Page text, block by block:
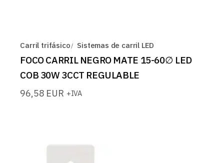
Carril trifásico Sistemas de carril LED
FOCO CARRIL NEGRO MATE 15-60∅ LED
COB 30W 3CCT REGULABLE
96,58 EUR +IVA